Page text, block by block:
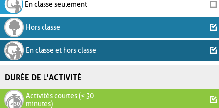
En classe seulement
Hors classe
En classe et hors classe
DURÉE DE L'ACTIVITÉ
Activités courtes (< 30
minutes)